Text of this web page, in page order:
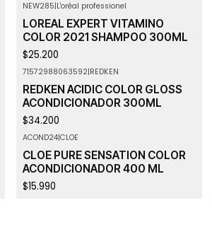
NEW285|L'oréal professionel
LOREAL EXPERT VITAMINO
COLOR 2021 SHAMPOO 300ML
$25.200
71572988063592|REDKEN
REDKEN ACIDIC COLOR GLOSS
ACONDICIONADOR 300ML
$34.200
ACOND24|CLOE
CLOE PURE SENSATION COLOR
ACONDICIONADOR 400 ML
$15.990